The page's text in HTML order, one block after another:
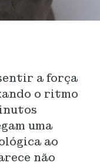
a força
o ritmo
uma
ao
não